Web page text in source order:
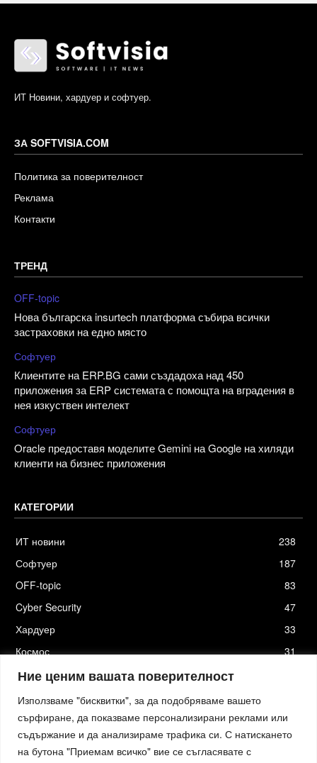
Ние ценим вашата поверителност
Използваме "бисквитки", за да подобряваме вашето
сърфиране, да показваме персонализирани реклами или
съдържание и да анализираме трафика си. С натискането
на бутона "Приемам всичко" вие се съгласявате с
ИТ Новини, хардуер и софтуер.
ЗА SOFTVISIA.COM
Политика за поверителност
Реклама
Контакти
ТРЕНД
OFF-topic
Нова българска insurtech платформа събира всички
застраховки на едно място
Софтуер
Клиентите на ERP.BG сами създадоха над 450
приложения за ERP системата с помощта на вградения в
нея изкуствен интелект
Софтуер
Oracle предоставя моделите Gemini на Google на хиляди
клиенти на бизнес приложения
КАТЕГОРИИ
ИТ новини
238
Софтуер
187
OFF-topic
83
Cyber Security
47
Хардуер
33
Космос
31
Стартъпи
Хостинг отActiefhost.bg
Елизия софтуер|Петя Петрова - преводи и локализация|Smartage.bg|Kafene.bg|Технологични новини